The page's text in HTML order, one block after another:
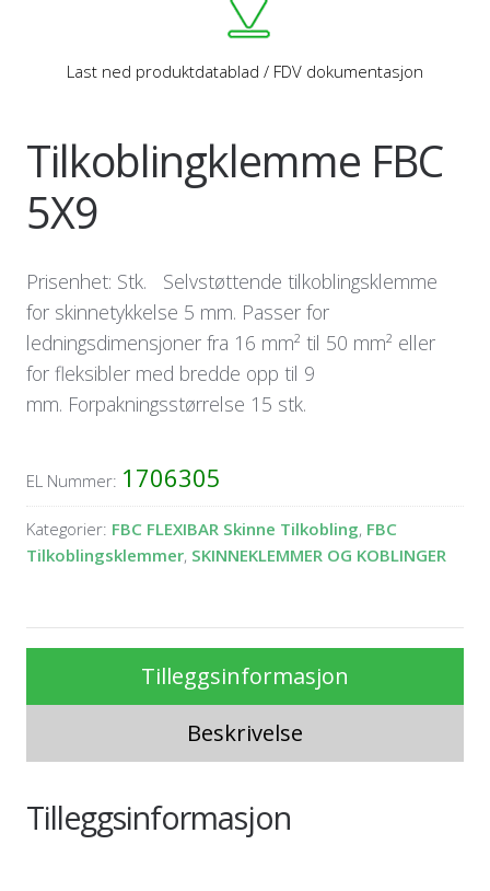
Last ned produktdatablad / FDV dokumentasjon
Tilkoblingklemme FBC
5X9
Prisenhet: Stk. Selvstøttende tilkoblingsklemme
for skinnetykkelse 5 mm. Passer for
ledningsdimensjoner fra 16 mm² til 50 mm² eller
for fleksibler med bredde opp til 9
mm. Forpakningsstørrelse 15 stk.
EL Nummer: 1706305
Kategorier: FBC FLEXIBAR Skinne Tilkobling, FBC
Tilkoblingsklemmer, SKINNEKLEMMER OG KOBLINGER
Tilleggsinformasjon
Beskrivelse
Tilleggsinformasjon